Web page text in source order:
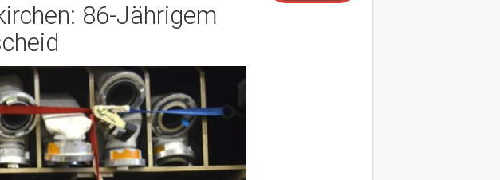
86-Jährigem